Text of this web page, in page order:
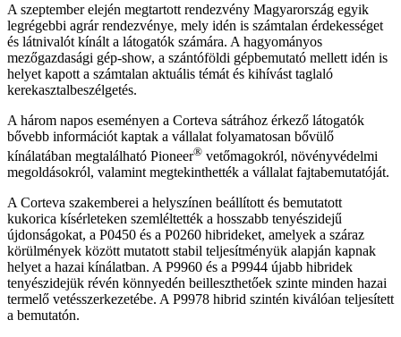
A szeptember elején megtartott rendezvény Magyarország egyik
legrégebbi agrár rendezvénye, mely idén is számtalan érdekességet
és látnivalót kínált a látogatók számára. A hagyományos
mezőgazdasági gép‐show, a szántóföldi gépbemutató mellett idén is
helyet kapott a számtalan aktuális témát és kihívást taglaló
kerekasztalbeszélgetés.
A három napos eseményen a Corteva sátrához érkező látogatók
bővebb információt kaptak a vállalat folyamatosan bővülő
kínálatában megtalálható Pioneer® vetőmagokról, növényvédelmi
megoldásokról, valamint megtekinthették a vállalat fajtabemutatóját.
A Corteva szakemberei a helyszínen beállított és bemutatott
kukorica kísérleteken szemléltették a hosszabb tenyészidejű
újdonságokat, a P0450 és a P0260 hibrideket, amelyek a száraz
körülmények között mutatott stabil teljesítményük alapján kapnak
helyet a hazai kínálatban. A P9960 és a P9944 újabb hibridek
tenyészidejük révén könnyedén beilleszthetőek szinte minden hazai
termelő vetésszerkezetébe. A P9978 hibrid szintén kiválóan teljesített
a bemutatón.